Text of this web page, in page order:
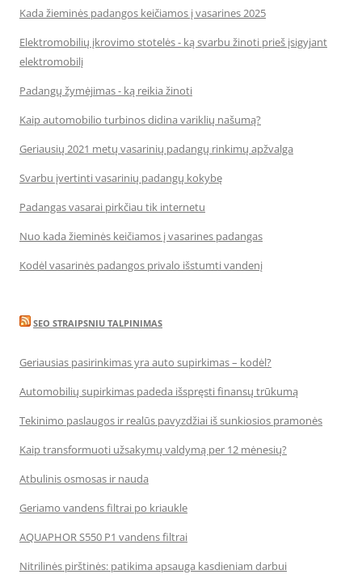
Kada žieminės padangos keičiamos į vasarines 2025
Elektromobilių įkrovimo stotelės - ką svarbu žinoti prieš įsigyjant
elektromobilį
Padangų žymėjimas - ką reikia žinoti
Kaip automobilio turbinos didina variklių našumą?
Geriausių 2021 metų vasarinių padangų rinkimų apžvalga
Svarbu įvertinti vasarinių padangų kokybę
Padangas vasarai pirkčiau tik internetu
Nuo kada žieminės keičiamos į vasarines padangas
Kodėl vasarinės padangos privalo išstumti vandenį
SEO STRAIPSNIU TALPINIMAS
Geriausias pasirinkimas yra auto supirkimas – kodėl?
Automobilių supirkimas padeda išspręsti finansų trūkumą
Tekinimo paslaugos ir realūs pavyzdžiai iš sunkiosios pramonės
Kaip transformuoti užsakymų valdymą per 12 mėnesių?
Atbulinis osmosas ir nauda
Geriamo vandens filtrai po kriaukle
AQUAPHOR S550 P1 vandens filtrai
Nitrilinės pirštinės: patikima apsauga kasdieniam darbui